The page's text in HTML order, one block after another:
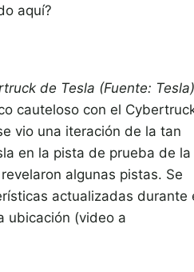
aquí?
de Tesla (Fuente: Tesla)
cauteloso con el
vio una iteración de la tan
en la pista de prueba de la
algunas pistas. Se
actualizadas durante
ubicación (video a